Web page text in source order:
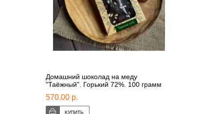
Домашний шоколад на меду
"Таёжный". Горький 72%. 100 грамм
570.00 р.